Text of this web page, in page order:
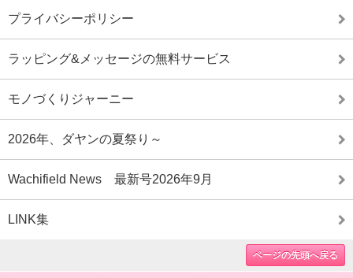
プライバシーポリシー
ラッピング&メッセージの無料サービス
モノづくりジャーニー
2026年、ダヤンの夏祭り～
Wachifield News 最新号2026年9月
LINK集
ページの先頭へ戻る